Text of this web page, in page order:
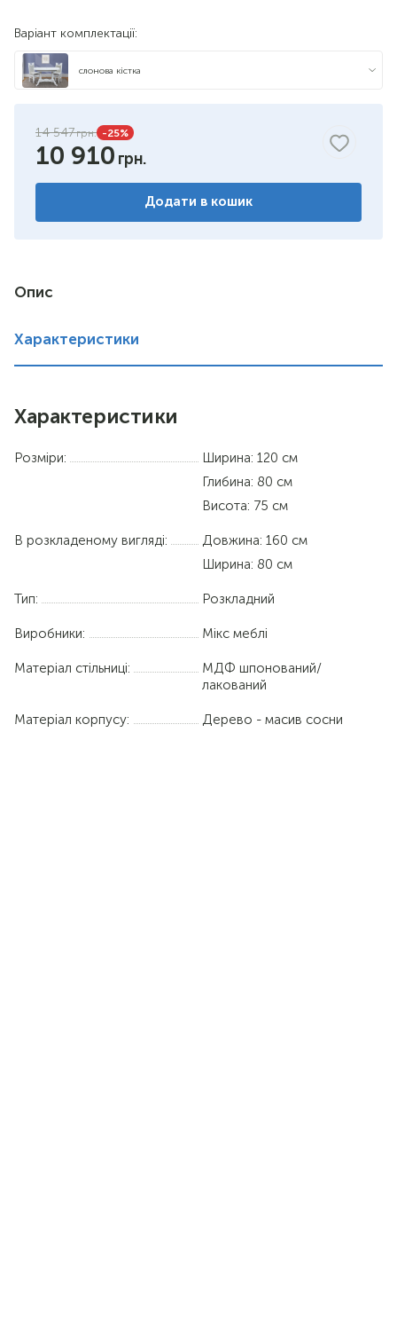
Варіант комплектації:
слонова кістка
ваніль Название Шевруд Цвет
14 547 -25%
10 910
Додати в кошик
Опис
Характеристики
Характеристики
Розміри:
Ширина: 120 см
Глибина: 80 см
Висота: 75 см
В розкладеному вигляді: Довжина: 160 см
Ширина: 80 см
Тип: Розкладний
Виробники: Мікс меблі
Матеріал стільниці:
МДФ шпонований/
лакований
Матеріал корпусу: Дерево - масив сосни